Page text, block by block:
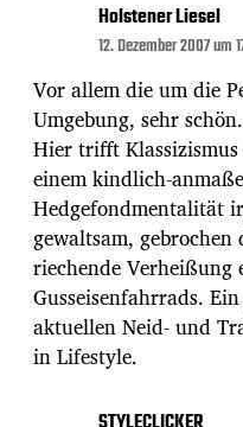
Holstener Liesel
12. Dezember 2007 um
Vor allem die um die
Umgebung, sehr
Hier trifft
einem kindlich-
Hedgefondmentalität
gewaltsam,
riechende Verheißung
Gusseisenfahrrads.
aktuellen Neid- und
in Lifestyle.